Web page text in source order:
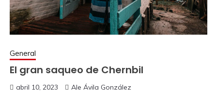
General
El gran saqueo de Chernbil
abril 10, 2023 Ale Ávila González